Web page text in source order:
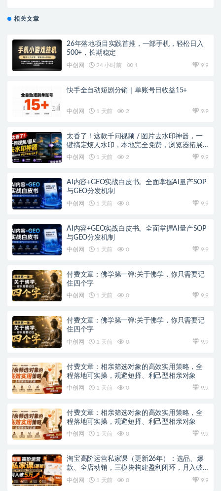
相关文章
26年落地项目实践首推，一部手机，轻松日入
500+，长期稳定
中创网 24 小时前 1 9.9
快手全自动短剧分销｜单账号日收益15+
中创网 1 天前 2 9.9
太香了！这款千问视频 / 图片去水印神器，一
键搞定烦人水印，本地完全免费，浏览器拓展
插件
中创网 1 天前 2 9.9
AI内容+GEO实战白皮书。全面掌握AI量产SOP
与GEO分发机制
中创网 1 天前 0 9.9
AI内容+GEO实战白皮书。全面掌握AI量产SOP
与GEO分发机制
中创网 1 天前 0 9.9
付费文章：佛学第一弹:关于佛学，你只需要记
住四个字
中创网 1 天前 0 9.9
付费文章：佛学第一弹:关于佛学，你只需要记
住四个字
中创网 1 天前 0 9.9
付费文章：相亲筛选对象的高效实用策略，全
程落地可实操，规避短择、利己型相亲对象
中创网 1 天前 0 9.9
付费文章：相亲筛选对象的高效实用策略，全
程落地可实操，规避短择、利己型相亲对象
中创网 1 天前 0 9.9
淘宝高阶运营私家课（更新26年）：选品、爆
款、全店动销，三模块构建盈利闭环，月入破5
万
中创网 1 天前 0 9.9